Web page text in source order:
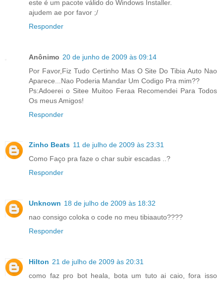
este é um pacote válido do Windows Installer.
ajudem ae por favor ;/
Responder
Anônimo 20 de junho de 2009 às 09:14
Por Favor,Fiz Tudo Certinho Mas O Site Do Tibia Auto Nao
Aparece...Nao Poderia Mandar Um Codigo Pra mim??
Ps:Adoerei o Sitee Muitoo Feraa Recomendei Para Todos
Os meus Amigos!
Responder
Zinho Beats 11 de julho de 2009 às 23:31
Como Faço pra faze o char subir escadas ..?
Responder
Unknown 18 de julho de 2009 às 18:32
nao consigo coloka o code no meu tibiaauto????
Responder
Hilton 21 de julho de 2009 às 20:31
como faz pro bot heala, bota um tuto ai caio, fora isso